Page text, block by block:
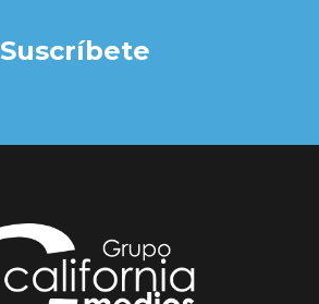
Suscríbete